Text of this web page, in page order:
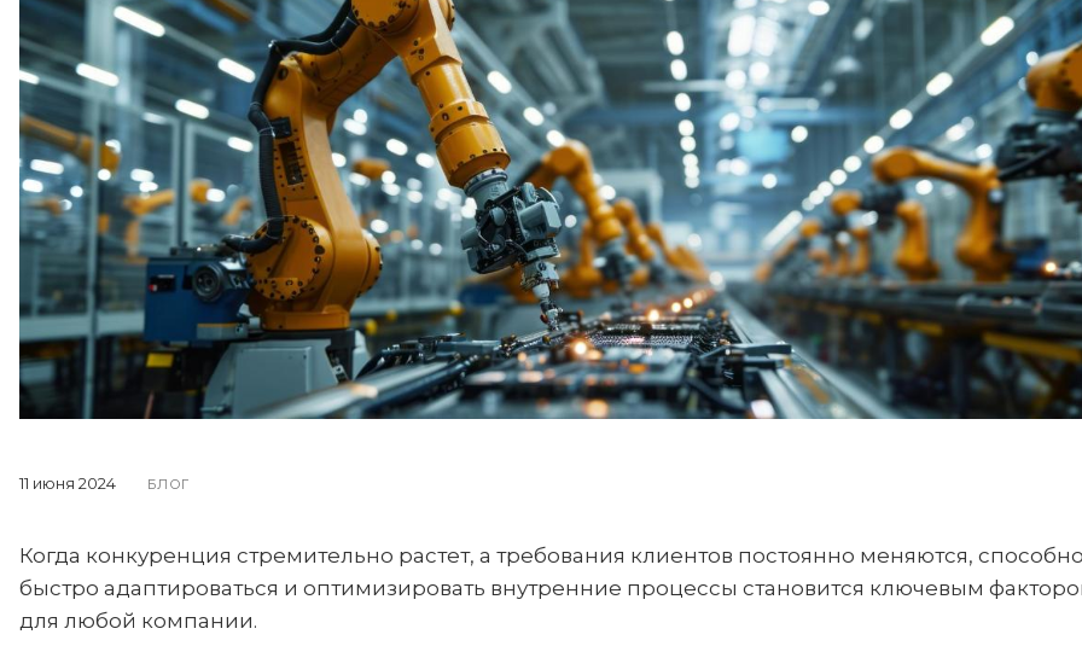
11 июня 2024 БЛОГ
Когда конкуренция стремительно растет, а требования клиентов постоянно меняются,
быстро адаптироваться и оптимизировать внутренние процессы становится ключевым
для любой компании.